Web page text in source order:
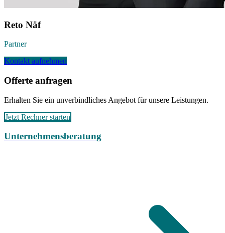
Reto Näf
Partner
Kontakt aufnehmen
Offerte anfragen
Erhalten Sie ein unverbindliches Angebot für unsere Leistungen.
Jetzt Rechner starten
Unternehmensberatung